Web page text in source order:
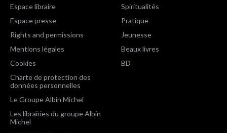
Espace libraire
Espace presse
Rights and permissions
Mentions légales
Cookies
Charte de protection des
données personnelles
Le Groupe Albin Michel
Les librairies du groupe Albin
Michel
Spiritualités
Pratique
Jeunesse
Beaux livres
BD